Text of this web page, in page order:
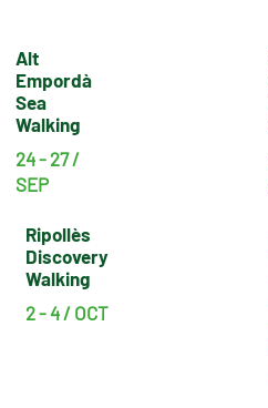
Alt
Empordà
Sea
Walking
24 - 27 /
SEP
Ripollès
Discovery
Walking
2 - 4 / OCT